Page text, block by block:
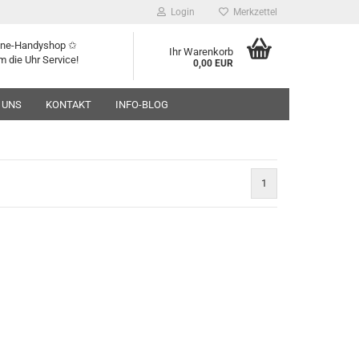
Login Merkzettel
Handyshop ✩
die Uhr Service!
Ihr Warenkorb
0,00 EUR
KONTAKT INFO-BLOG
1